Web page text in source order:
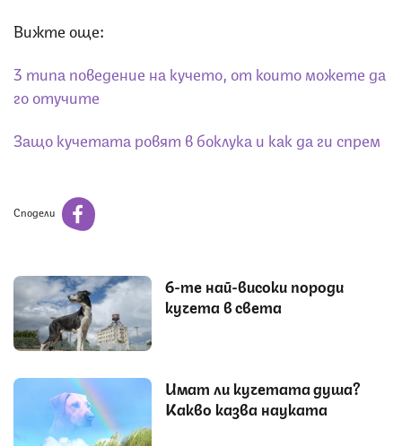
Вижте още:
3 типа поведение на кучето, от които можете да
го отучите
Защо кучетата ровят в боклука и как да ги спрем
Сподели
6-те най-високи породи
кучета в света
Имат ли кучетата душа?
Какво казва науката